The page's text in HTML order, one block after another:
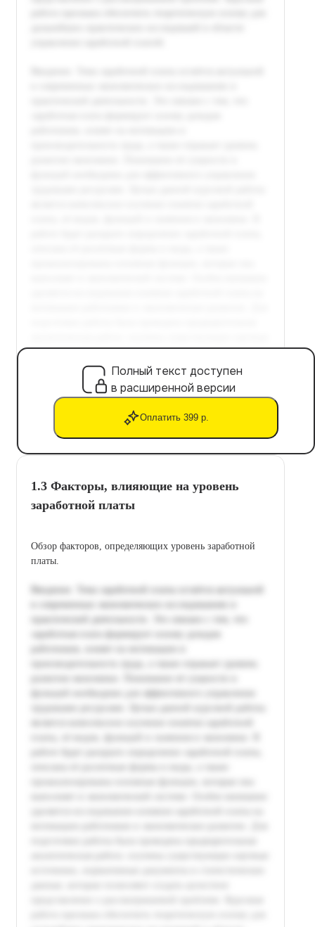
Полный текст доступен
в расширенной версии
Оплатить 399 р.
1.3 Факторы, влияющие на уровень
заработной платы
Обзор факторов, определяющих уровень заработной
платы.